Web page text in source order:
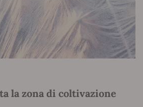
la zona di coltivazione